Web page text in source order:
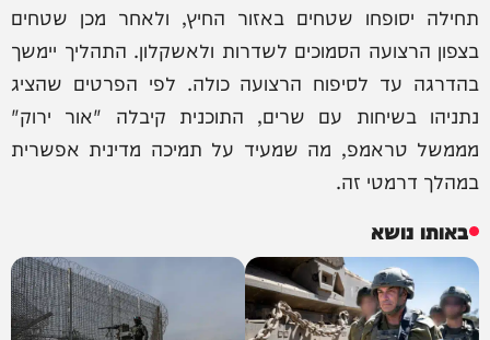
תחילה יסופחו שטחים באזור החיץ, ולאחר מכן שטחים
בצפון הרצועה הסמוכים לשדרות ולאשקלון. התהליך יימשך
בהדרגה עד לסיפוח הרצועה כולה. לפי הפרטים שהציג
נתניהו בשיחות עם שרים, התוכנית קיבלה "אור ירוק"
מממשל טראמפ, מה שמעיד על תמיכה מדינית אפשרית
במהלך דרמטי זה.
באותו נושא